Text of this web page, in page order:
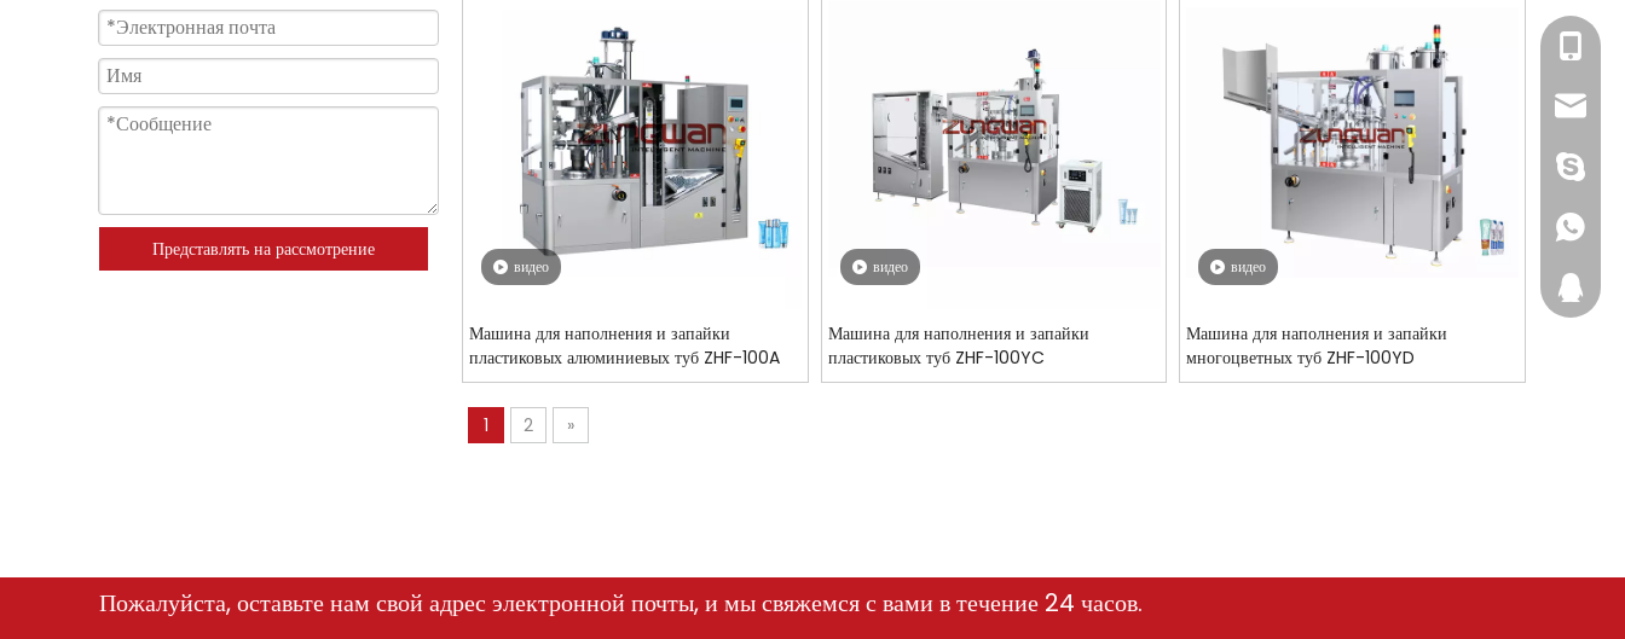
Представлять на рассмотрение
видео
Машина для наполнения и запайки
пластиковых алюминиевых туб ZHF-100A
видео
Машина для наполнения и запайки
пластиковых туб ZHF-100YC
видео
Машина для наполнения и запайки
многоцветных туб ZHF-100YD
1 2 »
Пожалуйста, оставьте нам свой адрес электронной почты, и мы свяжемся с вами в течение 24 часов.
+86-
+86-
+86-